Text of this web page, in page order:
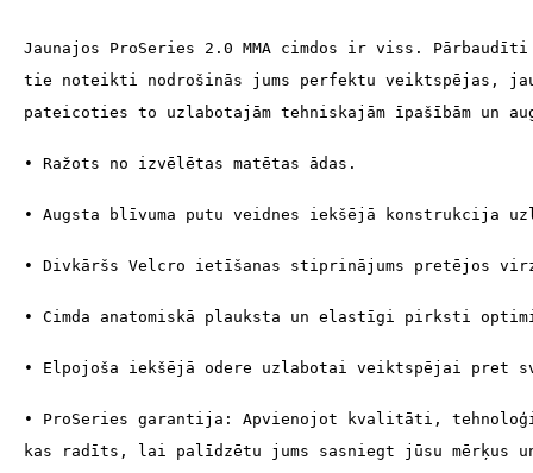
Jaunajos ProSeries 2.0 MMA cimdos ir viss.
tie noteikti nodrošinās jums perfektu veiktspējas,
pateicoties to uzlabotajām tehniskajām īpašībām un
• Ražots no izvēlētas matētas ādas.
• Augsta blīvuma putu veidnes iekšējā konstrukcija
• Divkāršs Velcro ietīšanas stiprinājums pretējos
• Cimda anatomiskā plauksta un elastīgi pirksti
• Elpojoša iekšējā odere uzlabotai veiktspējai pret
• ProSeries garantija: Apvienojot kvalitāti,
kas radīts, lai palīdzētu jums sasniegt jūsu mērķus